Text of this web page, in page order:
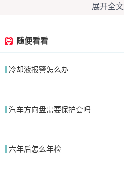
展开全文
随便看看
冷却液报警怎么办
汽车方向盘需要保护套吗
六年后怎么年检